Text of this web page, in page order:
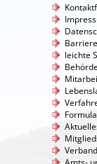
leichte